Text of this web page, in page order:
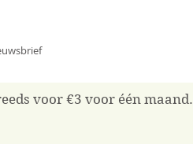
voor €3 voor één maand.